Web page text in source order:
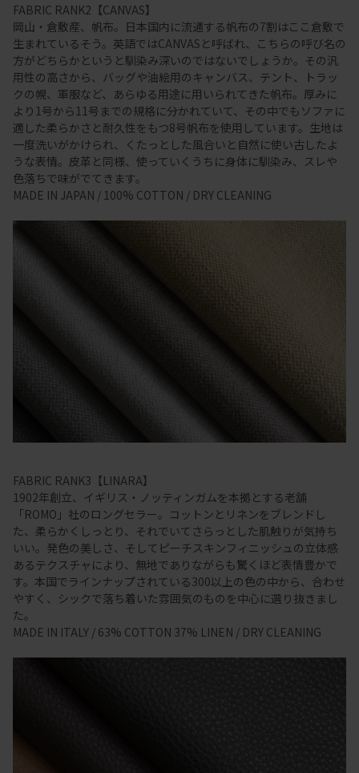
FABRIC RANK2【CANVAS】
岡山・倉敷産、帆布。日本国内に流通する帆布の7割はここ倉敷で
生まれているそう。英語ではCANVASと呼ばれ、こちらの呼び名の
方がどちらかというと馴染み深いのではないでしょうか。その汎
用性の高さから、バッグや油絵用のキャンバス、テント、トラッ
クの幌、軍服など、あらゆる用途に用いられてきた帆布。厚みに
より1号から11号までの規格に分かれていて、その中でもソファに
適した柔らかさと耐久性をもつ8号帆布を使用しています。生地は
一度洗いがかけられ、くたっとした風合いと自然に使い古したよ
うな表情。皮革と同様、使っていくうちに身体に馴染み、スレや
色落ちで味がでてきます。
MADE IN JAPAN / 100% COTTON / DRY CLEANING
FABRIC RANK3【LINARA】
1902年創立、イギリス・ノッティンガムを本拠とする老舗
「ROMO」社のロングセラー。コットンとリネンをブレンドし
た、柔らかくしっとり、それでいてさらっとした肌触りが気持ち
いい。発色の美しさ、そしてピーチスキンフィニッシュの立体感
あるテクスチャにより、無地でありながらも驚くほど表情豊かで
す。本国でラインナップされている300以上の色の中から、合わせ
やすく、シックで落ち着いた雰囲気のものを中心に選り抜きまし
た。
MADE IN ITALY / 63% COTTON 37% LINEN / DRY CLEANING